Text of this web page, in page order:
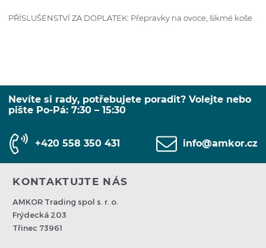
PŘÍSLUŠENSTVÍ ZA DOPLATEK: Přepravky na ovoce, šikmé koše
Nevíte si rady, potřebujete poradit? Volejte nebo
pište Po-Pá: 7:30 – 15:30
+420 558 350 431 info@amkor.cz
KONTAKTUJTE NÁS
AMKOR Trading spol s. r. o.
Frýdecká 203
Třinec 73961